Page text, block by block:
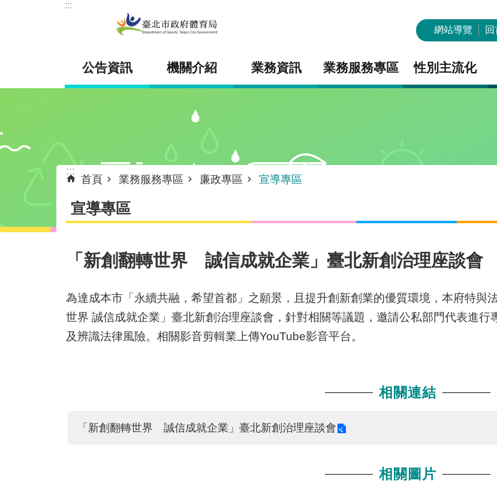
跳到主要內容區塊
:::
網站導覽
公告資訊 機關介紹 業務資訊 業務服務專區 性別主流化
:::
首頁 業務服務專區 廉政專區 宣導專區
宣導專區
「新創翻轉世界 誠信成就企業」臺北新創治理座談會
為達成本市「永續共融，希望首都」之願景，且提升創新創業的優質環境，本府特與
世界 誠信成就企業」臺北新創治理座談會，針對相關等議題，邀請公私部門代表進
及辨識法律風險。相關影音剪輯業上傳YouTube影音平台。
相關連結
「新創翻轉世界 誠信成就企業」臺北新創治理座談會
相關圖片